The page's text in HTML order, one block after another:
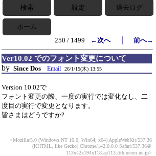
検索 設定 過去ログ
ホーム
250 / 1499
←次へ｜ 前へ→
Ver10.02 でのフォント変更について
by Since Dos Email 26/1/15(木) 13:55
Version 10.02で
フォント変更の際、一度の実行では変化なし、二
度目の実行で変更となります。
皆さまはどうですか?
<Mozilla/5.0 (Windows NT 10.0; Win64; x64) AppleWebKit/537.36
(KHTML, like Gecko) Chrome/142.0.0.0 Safari/537.36＠
113x42x194x118.ap113.ftth.ucom.ne.jp>